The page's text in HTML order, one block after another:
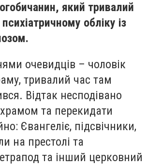
який тривалий
обліку із
очевидців – чоловік
тривалий час там
Відтак несподівано
та перекидати
Євангеліє, підсвічники,
на престолі та
та інший церковний